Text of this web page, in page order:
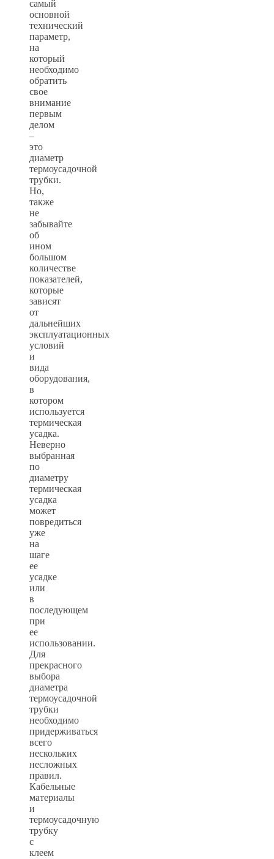
самый
основной
технический
параметр,
на
который
необходимо
обратить
свое
внимание
первым
делом
–
это
диаметр
термоусадочной
трубки.
Но,
также
не
забывайте
об
ином
большом
количестве
показателей,
которые
зависят
от
дальнейших
эксплуатационных
условий
и
вида
оборудования,
в
котором
используется
термическая
усадка.
Неверно
выбранная
по
диаметру
термическая
усадка
может
повредиться
уже
на
шаге
ее
усадке
или
в
последующем
при
ее
использовании.
Для
прекрасного
выбора
диаметра
термоусадочной
трубки
необходимо
придерживаться
всего
нескольких
несложных
правил.
Кабельные
материалы
и
термоусадочную
трубку
c
клеем